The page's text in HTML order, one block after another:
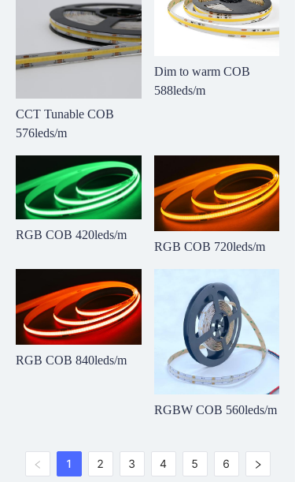
CCT Tunable COB
576leds/m
Dim to warm COB
588leds/m
RGB COB 420leds/m
RGB COB 720leds/m
RGB COB 840leds/m
RGBW COB 560leds/m
1 2 3 4 5 6